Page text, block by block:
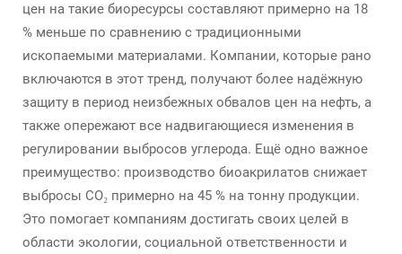
цен на такие биоресурсы составляют примерно на 18
% меньше по сравнению с традиционными
ископаемыми материалами. Компании, которые рано
включаются в этот тренд, получают более надёжную
защиту в период неизбежных обвалов цен на нефть, а
также опережают все надвигающиеся изменения в
регулировании выбросов углерода. Ещё одно важное
преимущество: производство биоакрилатов снижает
выбросы CO₂ примерно на 45 % на тонну продукции.
Это помогает компаниям достигать своих целей в
области экологии, социальной ответственности и